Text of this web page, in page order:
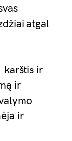
atgal
karštis ir
ir
ir